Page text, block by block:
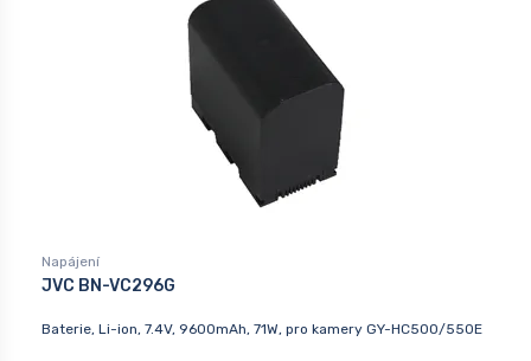
Napájení
JVC BN-VC296G
Baterie, Li-ion, 7.4V, 9600mAh, 71W, pro kamery GY-HC500/550E